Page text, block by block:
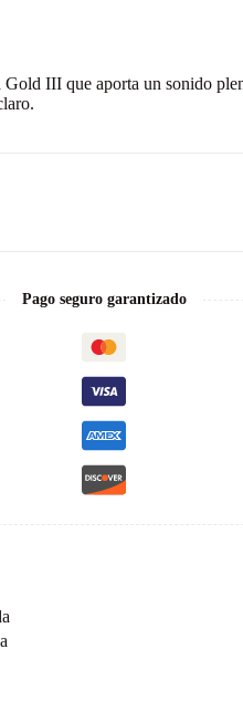
III que aporta un sonido
Pago seguro garantizado